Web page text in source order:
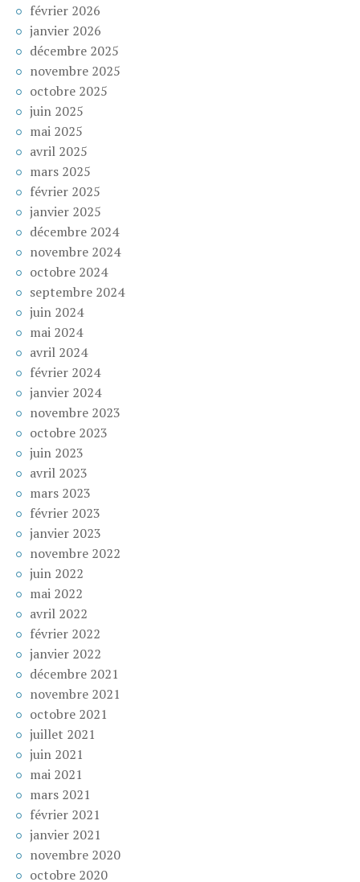
février 2026
janvier 2026
décembre 2025
novembre 2025
octobre 2025
juin 2025
mai 2025
avril 2025
mars 2025
février 2025
janvier 2025
décembre 2024
novembre 2024
octobre 2024
septembre 2024
juin 2024
mai 2024
avril 2024
février 2024
janvier 2024
novembre 2023
octobre 2023
juin 2023
avril 2023
mars 2023
février 2023
janvier 2023
novembre 2022
juin 2022
mai 2022
avril 2022
février 2022
janvier 2022
décembre 2021
novembre 2021
octobre 2021
juillet 2021
juin 2021
mai 2021
mars 2021
février 2021
janvier 2021
novembre 2020
octobre 2020